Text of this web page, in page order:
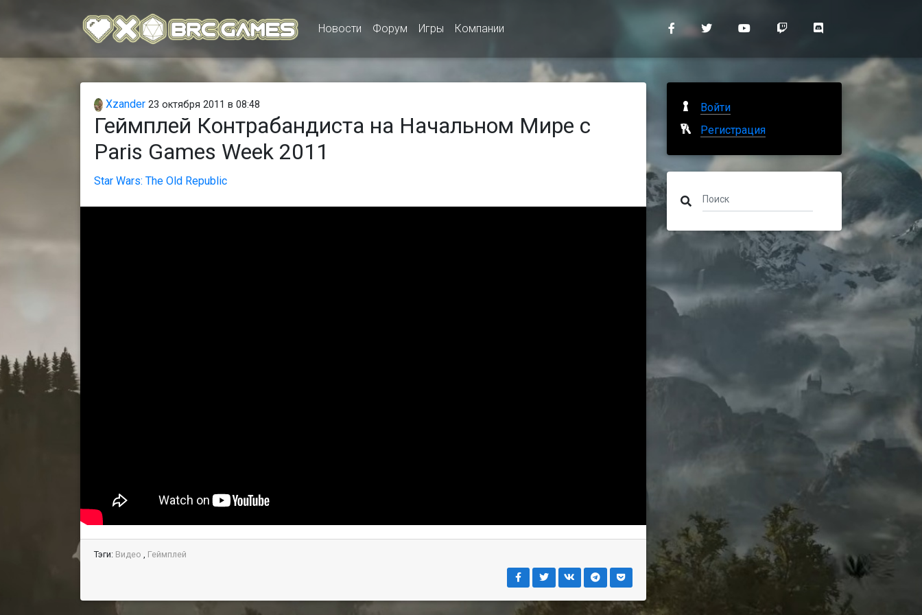
Новости Форум Игры Компании
Xzander 23 октября 2011 в 08:48
Геймплей Контрабандиста на Начальном Мире с
Paris Games Week 2011
Star Wars: The Old Republic
Тэги: Видео , Геймплей
Войти
Регистрация